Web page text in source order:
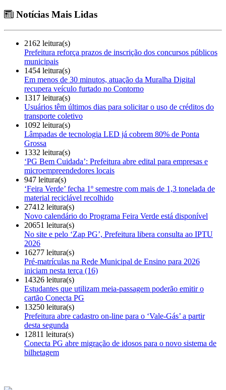
Notícias Mais Lidas
2162 leitura(s)
Prefeitura reforça prazos de inscrição dos concursos públicos
municipais
1454 leitura(s)
Em menos de 30 minutos, atuação da Muralha Digital
recupera veículo furtado no Contorno
1317 leitura(s)
Usuários têm últimos dias para solicitar o uso de créditos do
transporte coletivo
1092 leitura(s)
Lâmpadas de tecnologia LED já cobrem 80% de Ponta
Grossa
1332 leitura(s)
‘PG Bem Cuidada’: Prefeitura abre edital para empresas e
microempreendedores locais
947 leitura(s)
‘Feira Verde’ fecha 1º semestre com mais de 1,3 tonelada de
material reciclável recolhido
27412 leitura(s)
Novo calendário do Programa Feira Verde está disponível
20651 leitura(s)
No site e pelo ‘Zap PG’, Prefeitura libera consulta ao IPTU
2026
16277 leitura(s)
Pré-matrículas na Rede Municipal de Ensino para 2026
iniciam nesta terça (16)
14326 leitura(s)
Estudantes que utilizam meia-passagem poderão emitir o
cartão Conecta PG
13250 leitura(s)
Prefeitura abre cadastro on-line para o ‘Vale-Gás’ a partir
desta segunda
12811 leitura(s)
Conecta PG abre migração de idosos para o novo sistema de
bilhetagem